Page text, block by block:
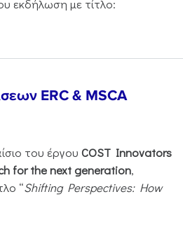
εκδήλωση με τίτλο:
ERC & MSCA
του έργου COST Innovators
for the next generation,
“Shifting Perspectives: How